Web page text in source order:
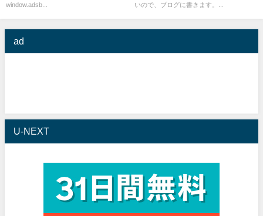
window.adsb...
いので、ブログに書きます。...
ad
U-NEXT